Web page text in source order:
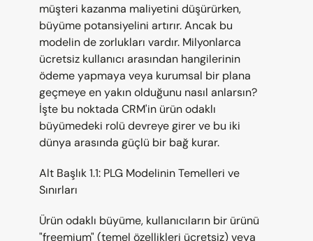
müşteri kazanma maliyetini düşürürken,
büyüme potansiyelini artırır. Ancak bu
modelin de zorlukları vardır. Milyonlarca
ücretsiz kullanıcı arasından hangilerinin
ödeme yapmaya veya kurumsal bir plana
geçmeye en yakın olduğunu nasıl anlarsın?
İşte bu noktada CRM'in ürün odaklı
büyümedeki rolü devreye girer ve bu iki
dünya arasında güçlü bir bağ kurar.
Alt Başlık 1.1: PLG Modelinin Temelleri ve
Sınırları
Ürün odaklı büyüme, kullanıcıların bir ürünü
"freemium" (temel özellikleri ücretsiz) veya